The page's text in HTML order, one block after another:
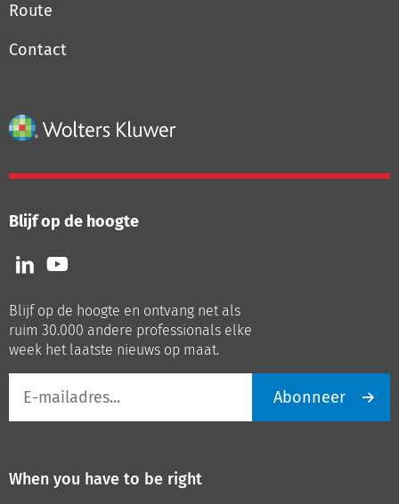
Route
Contact
Blijf op de hoogte
Volg
ons
LinkedIn
Volg
ons
Youtube
Blijf op de hoogte en ontvang net als
ruim 30.000 andere professionals elke
week het laatste nieuws op maat.
mailadres
Abonneer
When you have to be right